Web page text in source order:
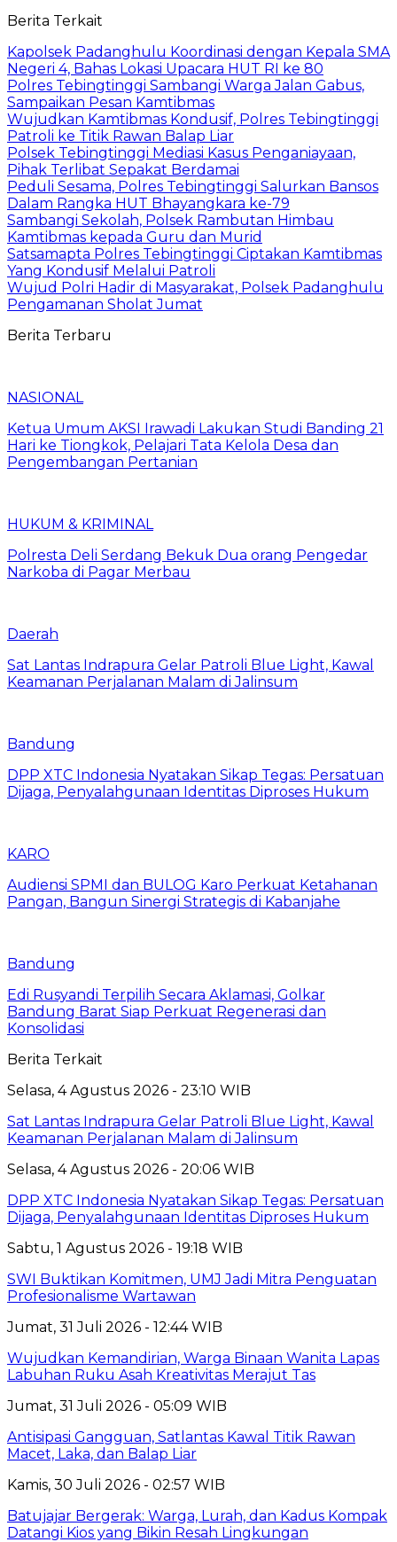
Berita Terkait
Kapolsek Padanghulu Koordinasi dengan Kepala SMA
Negeri 4, Bahas Lokasi Upacara HUT RI ke 80
Polres Tebingtinggi Sambangi Warga Jalan Gabus,
Sampaikan Pesan Kamtibmas
Wujudkan Kamtibmas Kondusif, Polres Tebingtinggi
Patroli ke Titik Rawan Balap Liar
Polsek Tebingtinggi Mediasi Kasus Penganiayaan,
Pihak Terlibat Sepakat Berdamai
Peduli Sesama, Polres Tebingtinggi Salurkan Bansos
Dalam Rangka HUT Bhayangkara ke-79
Sambangi Sekolah, Polsek Rambutan Himbau
Kamtibmas kepada Guru dan Murid
Satsamapta Polres Tebingtinggi Ciptakan Kamtibmas
Yang Kondusif Melalui Patroli
Wujud Polri Hadir di Masyarakat, Polsek Padanghulu
Pengamanan Sholat Jumat
Berita Terbaru
NASIONAL
Ketua Umum AKSI Irawadi Lakukan Studi Banding 21
Hari ke Tiongkok, Pelajari Tata Kelola Desa dan
Pengembangan Pertanian
HUKUM & KRIMINAL
Polresta Deli Serdang Bekuk Dua orang Pengedar
Narkoba di Pagar Merbau
Daerah
Sat Lantas Indrapura Gelar Patroli Blue Light, Kawal
Keamanan Perjalanan Malam di Jalinsum
Bandung
DPP XTC Indonesia Nyatakan Sikap Tegas: Persatuan
Dijaga, Penyalahgunaan Identitas Diproses Hukum
KARO
Audiensi SPMI dan BULOG Karo Perkuat Ketahanan
Pangan, Bangun Sinergi Strategis di Kabanjahe
Bandung
Edi Rusyandi Terpilih Secara Aklamasi, Golkar
Bandung Barat Siap Perkuat Regenerasi dan
Konsolidasi
Berita Terkait
Selasa, 4 Agustus 2026 - 23:10 WIB
Sat Lantas Indrapura Gelar Patroli Blue Light, Kawal
Keamanan Perjalanan Malam di Jalinsum
Selasa, 4 Agustus 2026 - 20:06 WIB
DPP XTC Indonesia Nyatakan Sikap Tegas: Persatuan
Dijaga, Penyalahgunaan Identitas Diproses Hukum
Sabtu, 1 Agustus 2026 - 19:18 WIB
SWI Buktikan Komitmen, UMJ Jadi Mitra Penguatan
Profesionalisme Wartawan
Jumat, 31 Juli 2026 - 12:44 WIB
Wujudkan Kemandirian, Warga Binaan Wanita Lapas
Labuhan Ruku Asah Kreativitas Merajut Tas
Jumat, 31 Juli 2026 - 05:09 WIB
Antisipasi Gangguan, Satlantas Kawal Titik Rawan
Macet, Laka, dan Balap Liar
Kamis, 30 Juli 2026 - 02:57 WIB
Batujajar Bergerak: Warga, Lurah, dan Kadus Kompak
Datangi Kios yang Bikin Resah Lingkungan